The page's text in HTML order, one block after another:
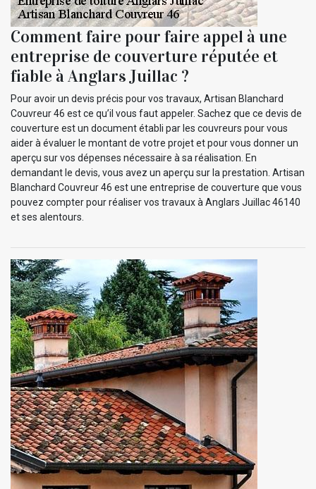
Comment faire pour faire appel à une
entreprise de couverture réputée et
fiable à Anglars Juillac ?
Pour avoir un devis précis pour vos travaux, Artisan Blanchard
Couvreur 46 est ce qu’il vous faut appeler. Sachez que ce devis de
couverture est un document établi par les couvreurs pour vous
aider à évaluer le montant de votre projet et pour vous donner un
aperçu sur vos dépenses nécessaire à sa réalisation. En
demandant le devis, vous avez un aperçu sur la prestation. Artisan
Blanchard Couvreur 46 est une entreprise de couverture que vous
pouvez compter pour réaliser vos travaux à Anglars Juillac 46140
et ses alentours.